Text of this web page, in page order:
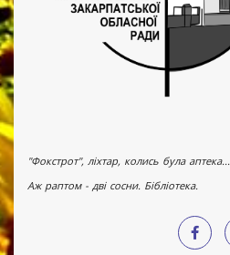
"Фокстрот", ліхтар, колись була аптека...
Аж раптом - дві сосни. Бібліотека.